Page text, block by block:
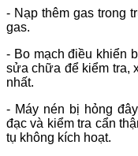
- Nạp thêm gas trong
gas.
- Bo mạch điều khiển
sửa chữa để kiểm tra,
nhất.
- Máy nén bị hỏng
đạc và kiểm tra cẩn
tụ không kích hoạt.